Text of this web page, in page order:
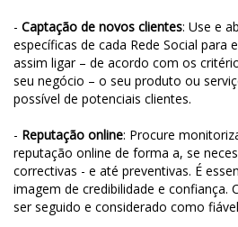
- Captação de novos clientes: Use e
específicas de cada Rede Social para
assim ligar – de acordo com os
seu negócio – o seu produto ou
possível de potenciais clientes.
- Reputação online: Procure
reputação online de forma a, se
correctivas - e até preventivas. É
imagem de credibilidade e confiança.
ser seguido e considerado como